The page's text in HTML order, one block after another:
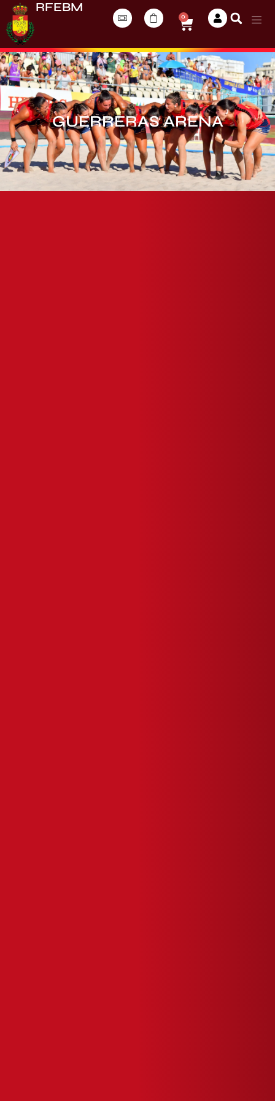
RFEBM
0
GUERRERAS ARENA